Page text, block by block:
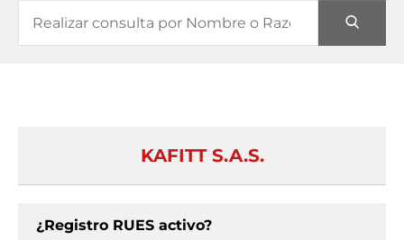
KAFITT S.A.S.
¿Registro RUES activo?